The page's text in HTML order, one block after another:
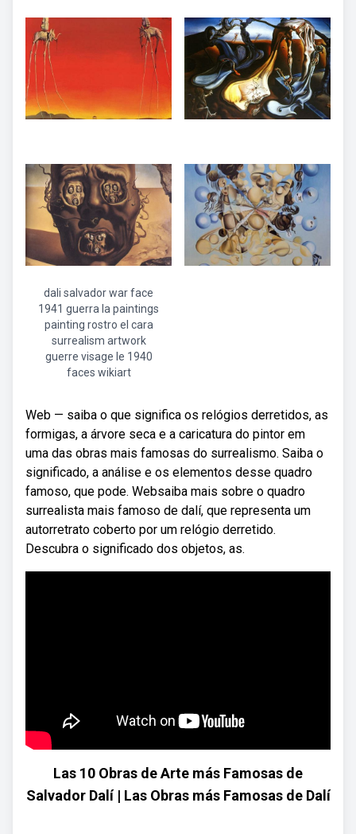
dali salvador war face
1941 guerra la paintings
painting rostro el cara
surrealism artwork
guerre visage le 1940
faces wikiart
Web — saiba o que significa os relógios derretidos, as
formigas, a árvore seca e a caricatura do pintor em
uma das obras mais famosas do surrealismo. Saiba o
significado, a análise e os elementos desse quadro
famoso, que pode. Websaiba mais sobre o quadro
surrealista mais famoso de dalí, que representa um
autorretrato coberto por um relógio derretido.
Descubra o significado dos objetos, as.
Las 10 Obras de Arte más Famosas de
Salvador Dalí | Las Obras más Famosas de Dalí